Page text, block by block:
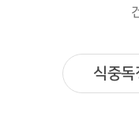
식중독